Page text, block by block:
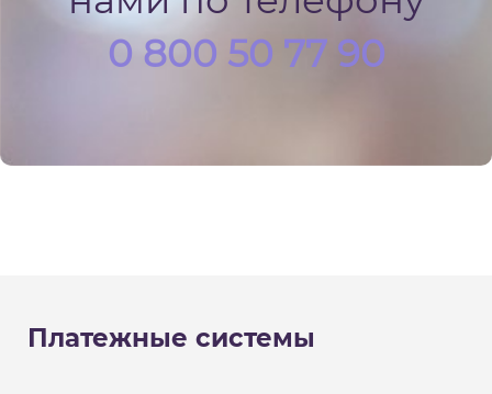
0 800 50 77 90
Платежные системы